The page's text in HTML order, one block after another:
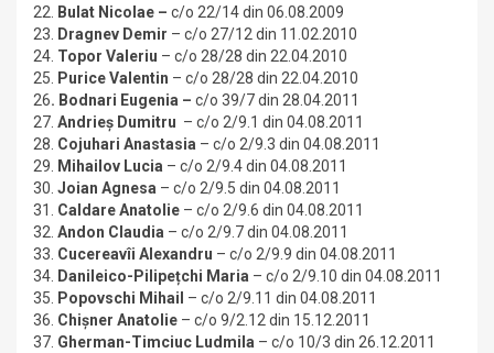
22. Bulat Nicolae – c/o 22/14 din 06.08.2009
23. Dragnev Demir – c/o 27/12 din 11.02.2010
24. Topor Valeriu – c/o 28/28 din 22.04.2010
25. Purice Valentin – c/o 28/28 din 22.04.2010
26. Bodnari Eugenia – c/o 39/7 din 28.04.2011
27. Andrieș Dumitru – c/o 2/9.1 din 04.08.2011
28. Cojuhari Anastasia – c/o 2/9.3 din 04.08.2011
29. Mihailov Lucia – c/o 2/9.4 din 04.08.2011
30. Joian Agnesa – c/o 2/9.5 din 04.08.2011
31. Caldare Anatolie – c/o 2/9.6 din 04.08.2011
32. Andon Claudia – c/o 2/9.7 din 04.08.2011
33. Cucereavîi Alexandru – c/o 2/9.9 din 04.08.2011
34. Danileico-Pilipețchi Maria – c/o 2/9.10 din 04.08.2011
35. Popovschi Mihail – c/o 2/9.11 din 04.08.2011
36. Chișner Anatolie – c/o 9/2.12 din 15.12.2011
37. Gherman-Timciuc Ludmila – c/o 10/3 din 26.12.2011